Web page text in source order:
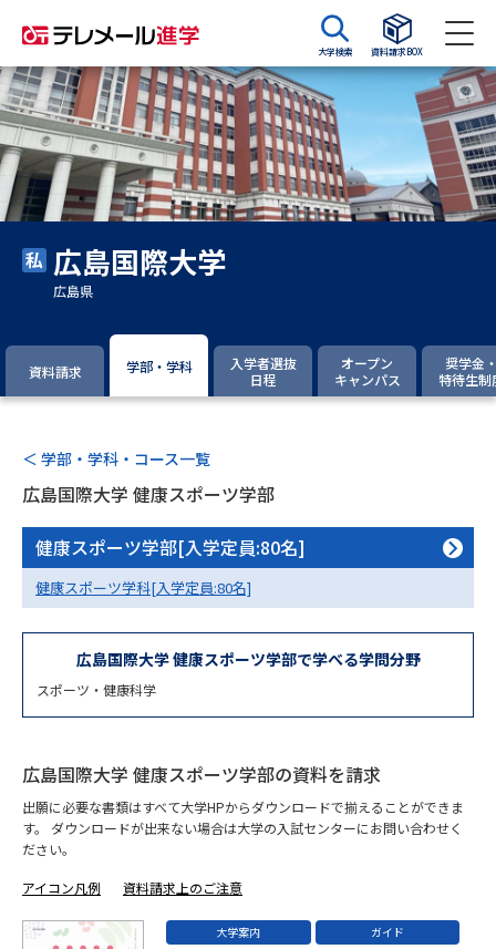
大学検索 資料請求BOX
資料請求 資料検索
大学・短大の資料種類から請求
大学パンフ
過去問題集
専門学校の資料請求 大学院の資料請求
留学・進学関連、塾・予備校
大学入学共通テスト「受験案
内」の請求
大学入学共通テスト「受験上の
配慮案内」の請求
幼稚園教員資格認定試験
大学研究 大学検索
大学で学べる内容や特徴を調べる
広島国際大学
広島県
資料請求 学部・学科
入学者選抜
日程
オープン
キャンパス
奨学金
特待生制
＜ 学部・学科・コース一覧
広島国際大学 健康スポーツ学部
健康スポーツ学部[入学定員:80名]
健康スポーツ学科[入学定員:80名]
広島国際大学 健康スポーツ学部で学べる学問分野
スポーツ・健康科学
広島国際大学 健康スポーツ学部の資料を請求
出願に必要な書類はすべて大学HPからダウンロードで揃えることができま
す。 ダウンロードが出来ない場合は大学の入試センターにお問い合わせく
ださい。
アイコン凡例 資料請求上のご注意
大学案内 ガイド